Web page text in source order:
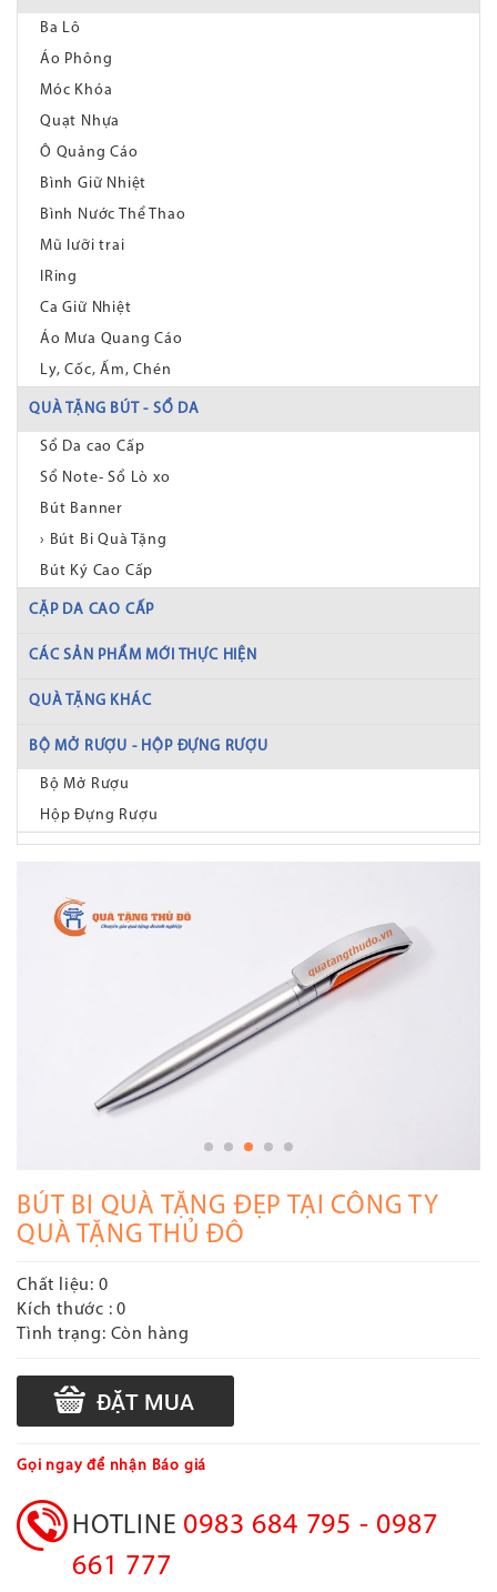
Ba Lô
Áo Phông
Móc Khóa
Quạt Nhựa
Ô Quảng Cáo
Bình Giữ Nhiệt
Bình Nước Thể Thao
Mũ lưỡi trai
IRing
Ca Giữ Nhiệt
Áo Mưa Quang Cáo
Ly, Cốc, Ấm, Chén
QUÀ TẶNG BÚT - SỔ DA
Sổ Da cao Cấp
Sổ Note- Sổ Lò xo
Bút Banner
› Bút Bi Quà Tặng
Bút Ký Cao Cấp
CẶP DA CAO CẤP
CÁC SẢN PHẨM MỚI THỰC HIỆN
QUÀ TẶNG KHÁC
BỘ MỞ RƯỢU - HỘP ĐỰNG RƯỢU
Bộ Mở Rượu
Hộp Đựng Rượu
BÚT BI QUÀ TẶNG ĐẸP TẠI CÔNG TY
QUÀ TẶNG THỦ ĐÔ
Chất liệu: 0
Kích thước : 0
Tình trạng: Còn hàng
Gọi ngay để nhận Báo giá
HOTLINE 0983 684 795 - 0987
661 777